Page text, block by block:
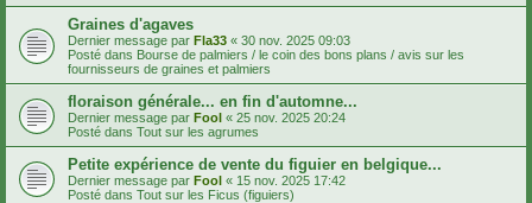
Graines d'agaves
Dernier message par Fla33 « 30 nov. 2025 09:03
Posté dans Bourse de palmiers / le coin des bons plans / avis sur les
fournisseurs de graines et palmiers
floraison générale... en fin d'automne...
Dernier message par Fool « 25 nov. 2025 20:24
Posté dans Tout sur les agrumes
Petite expérience de vente du figuier en belgique...
Dernier message par Fool « 15 nov. 2025 17:42
Posté dans Tout sur les Ficus (figuiers)